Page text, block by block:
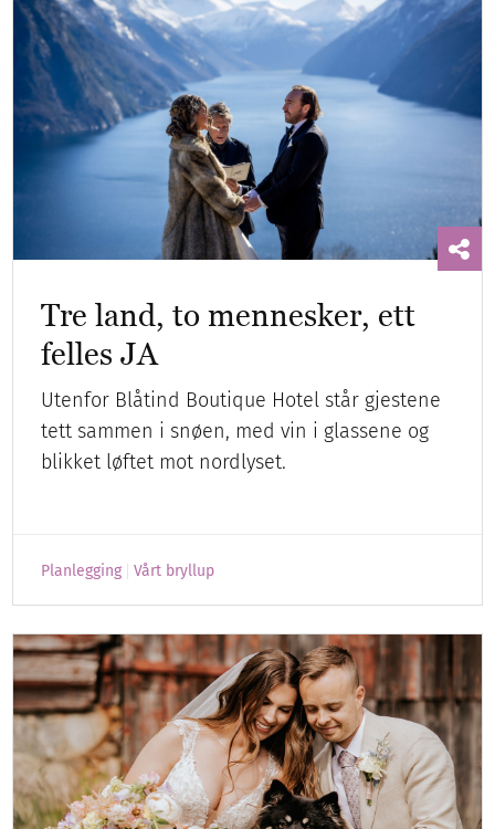
Tre land, to mennesker, ett
felles JA
Utenfor Blåtind Boutique Hotel står gjestene
tett sammen i snøen, med vin i glassene og
blikket løftet mot nordlyset.
Planlegging Vårt bryllup